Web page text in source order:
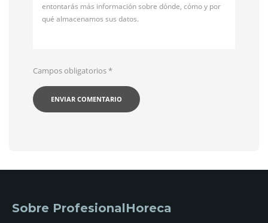
entontarás más información sobre dónde, cómo y por
qué almacenamos sus datos.
Campos obligatorios*
Sobre ProfesionalHoreca